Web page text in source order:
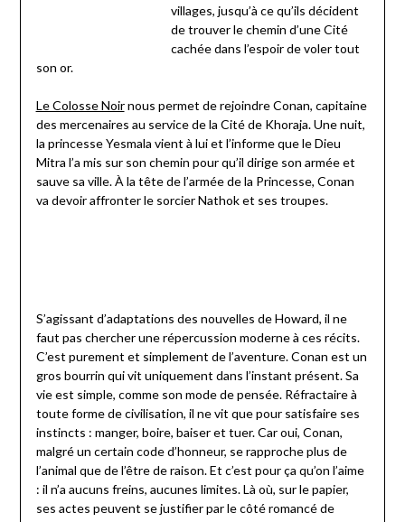
villages, jusqu’à ce qu’ils décident
de trouver le chemin d’une Cité
cachée dans l’espoir de voler tout
son or.
Le Colosse Noirnous permet de rejoindre Conan, capitaine
des mercenaires au service de la Cité de Khoraja. Une nuit,
la princesse Yesmala vient à lui et l’informe que le Dieu
Mitra l’a mis sur son chemin pour qu’il dirige son armée et
sauve sa ville. À la tête de l’armée de la Princesse, Conan
va devoir affronter le sorcier Nathok et ses troupes.
S’agissant d’adaptations des nouvelles de Howard, il ne
faut pas chercher une répercussion moderne à ces récits.
C’est purement et simplement de l’aventure. Conan est un
gros bourrin qui vit uniquement dans l’instant présent. Sa
vie est simple, comme son mode de pensée. Réfractaire à
toute forme de civilisation, il ne vit que pour satisfaire ses
instincts : manger, boire, baiser et tuer. Car oui, Conan,
malgré un certain code d’honneur, se rapproche plus de
l’animal que de l’être de raison. Et c’est pour ça qu’on l’aime
: il n’a aucuns freins, aucunes limites. Là où, sur le papier,
ses actes peuvent se justifier par le côté romancé de